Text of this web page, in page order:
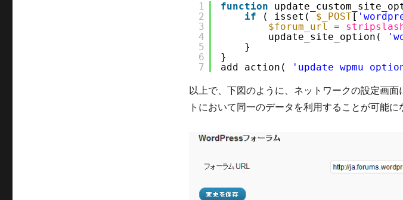
1
2
3
4
5
6
7
function
if
( isset( $_POST[
$forum_url
=
update_site_option(
}
}
add_action(
以上で、下図のように、ネットワークの設定画
トにおいて同一のデータを利用することが可能に